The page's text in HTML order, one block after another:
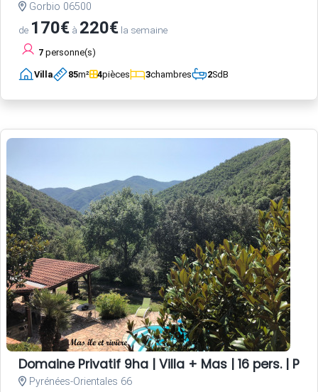
Gorbio 06500
de 170€ à 220€ la semaine
7 personne(s)
Villa 85m² 4pièces 3chambres 2SdB
Domaine Privatif 9ha | Villa + Mas | 16 pers. |
Pyrénées-Orientales 66